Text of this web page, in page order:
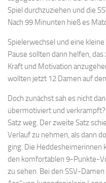
Spiel durchzuziehen und die
Nach 99 Minunten hieß es
Spielerwechsel und eine
Pause sollten dann helfen,
Kraft und Motivation
wollten jetzt 12 Damen auf
Doch zunächst sah es nicht
übermotiviert und
Satz weg. Der zweite Satz
Verlauf zu nehmen, als dann
ging. Die Heddesheimerinnen
den komfortablen 9-Punkte-
zu sehen. Bei den SSV-